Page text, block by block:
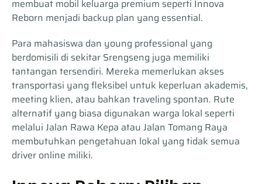
membuat mobil keluarga premium seperti Innova
Reborn menjadi backup plan yang essential.
Para mahasiswa dan young professional yang
berdomisili di sekitar Srengseng juga memiliki
tantangan tersendiri. Mereka memerlukan akses
transportasi yang fleksibel untuk keperluan akademis,
meeting klien, atau bahkan traveling spontan. Rute
alternatif yang biasa digunakan warga lokal seperti
melalui Jalan Rawa Kepa atau Jalan Tomang Raya
membutuhkan pengetahuan lokal yang tidak semua
driver online miliki.